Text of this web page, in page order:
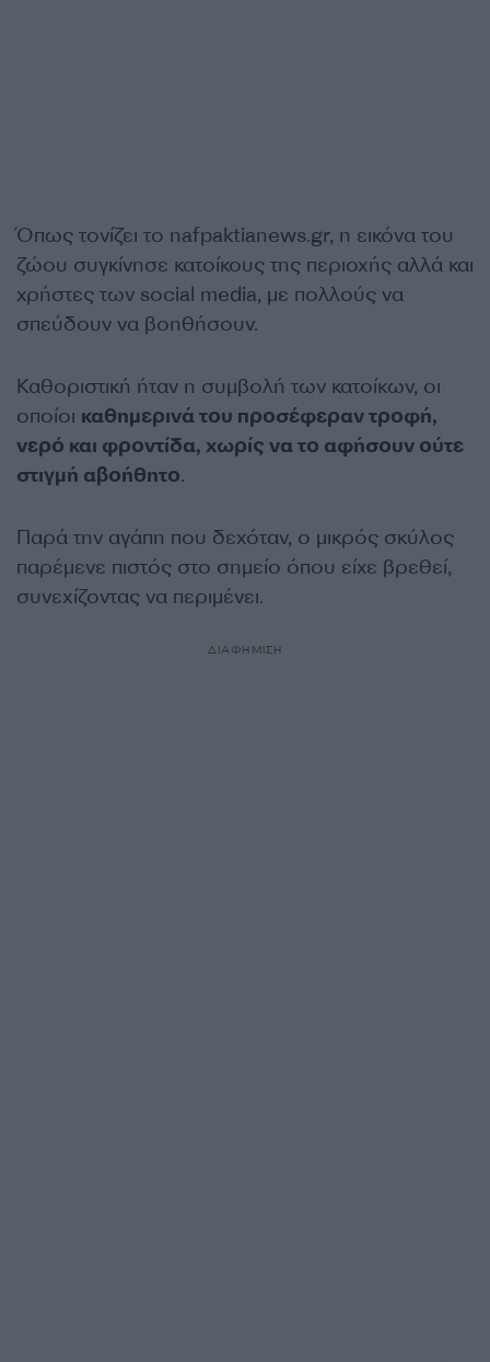
Όπως τονίζει το nafpaktianews.gr, η εικόνα του
ζώου συγκίνησε κατοίκους της περιοχής αλλά και
χρήστες των social media, με πολλούς να
σπεύδουν να βοηθήσουν.
Καθοριστική ήταν η συμβολή των κατοίκων, οι
οποίοι καθημερινά του προσέφεραν τροφή,
νερό και φροντίδα, χωρίς να το αφήσουν ούτε
στιγμή αβοήθητο.
Παρά την αγάπη που δεχόταν, ο μικρός σκύλος
παρέμενε πιστός στο σημείο όπου είχε βρεθεί,
συνεχίζοντας να περιμένει.
ΔΙΑΦΗΜΙΣΗ